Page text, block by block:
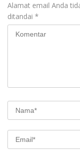
Alamat email Anda
ditandai *